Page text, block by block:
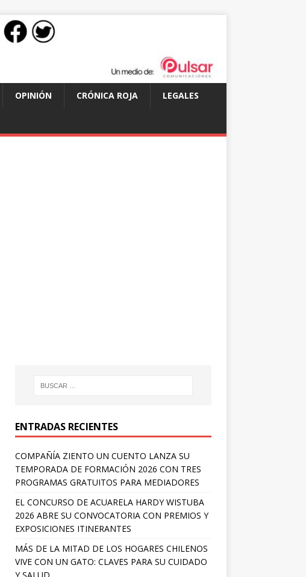
OPINIÓN CRÓNICA ROJA LEGALES
ENTRADAS RECIENTES
COMPAÑÍA ZIENTO UN CUENTO LANZA SU
TEMPORADA DE FORMACIÓN 2026 CON TRES
PROGRAMAS GRATUITOS PARA MEDIADORES
EL CONCURSO DE ACUARELA HARDY WISTUBA
2026 ABRE SU CONVOCATORIA CON PREMIOS Y
EXPOSICIONES ITINERANTES
MÁS DE LA MITAD DE LOS HOGARES CHILENOS
VIVE CON UN GATO: CLAVES PARA SU CUIDADO